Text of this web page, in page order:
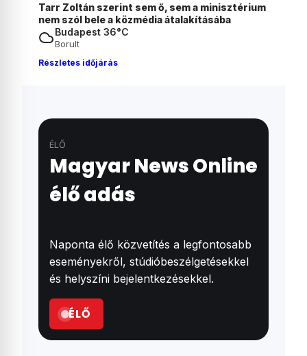
Augusztus 25-én távozhat a legfőbb ügyész
Budapest 36°C
Borult
Részletes időjárás
ÉLŐ
Magyar News Online
élő adás
Naponta élő közvetítés a legfontosabb
eseményekről, stúdióbeszélgetésekkel
és helyszíni bejelentkezésekkel.
ÉLŐ